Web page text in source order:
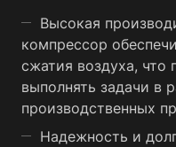
Высокая
компрессор
сжатия воздуха, что
выполнять задачи в
производственных
Надежность и